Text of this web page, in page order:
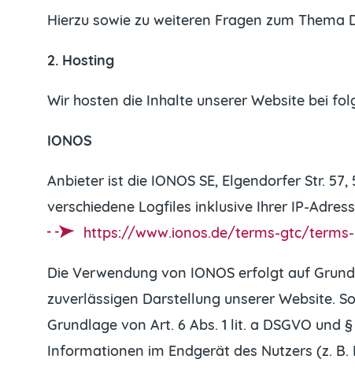
Hierzu sowie zu weiteren Fragen zum
2. Hosting
Wir hosten die Inhalte unserer Website bei
IONOS
Anbieter ist die IONOS SE, Elgendorfer Str.
verschiedene Logfiles inklusive Ihrer IP-
https://www.ionos.de/terms-gtc/
Die Verwendung von IONOS erfolgt auf
zuverlässigen Darstellung unserer Website.
Grundlage von Art. 6 Abs. 1 lit. a DSGVO und
Informationen im Endgerät des Nutzers (z.